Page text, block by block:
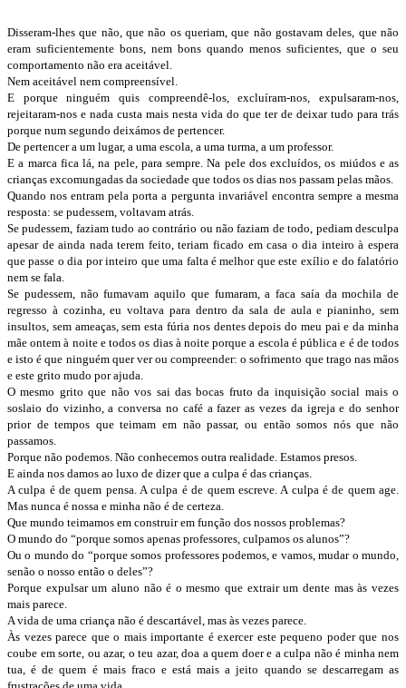
Disseram-lhes que não, que não os queriam, que não gostavam deles, que não
eram suficientemente bons, nem bons quando menos suficientes, que o seu
comportamento não era aceitável.
Nem aceitável nem compreensível.
E porque ninguém quis compreendê-los, excluíram-nos, expulsaram-nos,
rejeitaram-nos e nada custa mais nesta vida do que ter de deixar tudo para trás
porque num segundo deixámos de pertencer.
De pertencer a um lugar, a uma escola, a uma turma, a um professor.
E a marca fica lá, na pele, para sempre. Na pele dos excluídos, os miúdos e as
crianças excomungadas da sociedade que todos os dias nos passam pelas mãos.
Quando nos entram pela porta a pergunta invariável encontra sempre a mesma
resposta: se pudessem, voltavam atrás.
Se pudessem, faziam tudo ao contrário ou não faziam de todo, pediam desculpa
apesar de ainda nada terem feito, teriam ficado em casa o dia inteiro à espera
que passe o dia por inteiro que uma falta é melhor que este exílio e do falatório
nem se fala.
Se pudessem, não fumavam aquilo que fumaram, a faca saía da mochila de
regresso à cozinha, eu voltava para dentro da sala de aula e pianinho, sem
insultos, sem ameaças, sem esta fúria nos dentes depois do meu pai e da minha
mãe ontem à noite e todos os dias à noite porque a escola é pública e é de todos
e isto é que ninguém quer ver ou compreender: o sofrimento que trago nas mãos
e este grito mudo por ajuda.
O mesmo grito que não vos sai das bocas fruto da inquisição social mais o
soslaio do vizinho, a conversa no café a fazer as vezes da igreja e do senhor
prior de tempos que teimam em não passar, ou então somos nós que não
passamos.
Porque não podemos. Não conhecemos outra realidade. Estamos presos.
E ainda nos damos ao luxo de dizer que a culpa é das crianças.
A culpa é de quem pensa. A culpa é de quem escreve. A culpa é de quem age.
Mas nunca é nossa e minha não é de certeza.
Que mundo teimamos em construir em função dos nossos problemas?
O mundo do “porque somos apenas professores, culpamos os alunos”?
Ou o mundo do “porque somos professores podemos, e vamos, mudar o mundo,
senão o nosso então o deles”?
Porque expulsar um aluno não é o mesmo que extrair um dente mas às vezes
mais parece.
A vida de uma criança não é descartável, mas às vezes parece.
Às vezes parece que o mais importante é exercer este pequeno poder que nos
coube em sorte, ou azar, o teu azar, doa a quem doer e a culpa não é minha nem
tua, é de quem é mais fraco e está mais a jeito quando se descarregam as